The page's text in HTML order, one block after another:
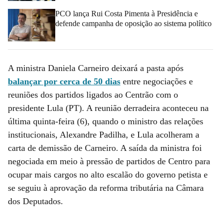
PCO lança Rui Costa Pimenta à Presidência e
defende campanha de oposição ao sistema político
A ministra Daniela Carneiro deixará a pasta após
balançar por cerca de 50 dias entre negociações e
reuniões dos partidos ligados ao Centrão com o
presidente Lula (PT). A reunião derradeira aconteceu na
última quinta-feira (6), quando o ministro das relações
institucionais, Alexandre Padilha, e Lula acolheram a
carta de demissão de Carneiro. A saída da ministra foi
negociada em meio à pressão de partidos de Centro para
ocupar mais cargos no alto escalão do governo petista e
se seguiu à aprovação da reforma tributária na Câmara
dos Deputados.